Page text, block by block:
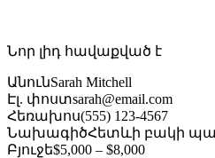
Նոր լիդ հավաքված է
ԱնունSarah Mitchell
Էլ. փոստsarah@email.com
Հեռախոս(555) 123-4567
ՆախագիծՀետևի բակի
Բյուջե$5,000 – $8,000